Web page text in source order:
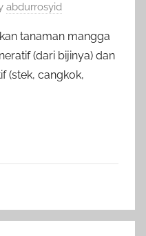
abdurrosyid
tanaman mangga
(dari bijinya) dan
(stek, cangkok,